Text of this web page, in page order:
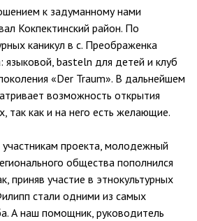
к задуманному нами
Кокпектинский район. По
каникул в с. Преображенка
языковой, basteln для детей и клуб
«Der Traum». В дальнейшем
возможность открытия
так как и на него есть желающие.
проекта, молодежный
общества пополнился
приняв участие в этнокультурных
стали одними из самых
А наш помощник, руководитель